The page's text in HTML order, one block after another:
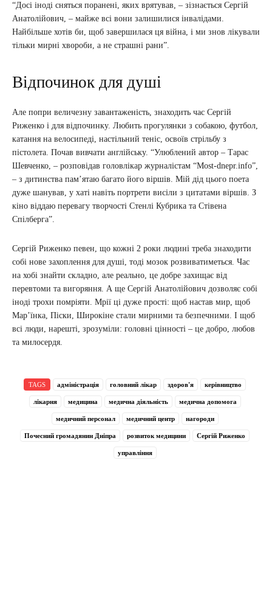
“Досі іноді сняться поранені, яких врятував, – зізнається Сергій
Анатолійович, – майже всі вони залишилися інвалідами.
Найбільше хотів би, щоб завершилася ця війна, і ми знов лікували
тільки мирні хвороби, а не страшні рани”.
Відпочинок для душі
Але попри величезну завантаженість, знаходить час Сергій
Риженко і для відпочинку. Любить прогулянки з собакою, футбол,
катання на велосипеді, настільний теніс, освоїв стрільбу з
пістолета. Почав вивчати англійську. “Улюблений автор – Тарас
Шевченко, – розповідав головлікар журналістам “Most-dnepr.info”,
– з дитинства пам’ятаю багато його віршів. Мій дід цього поета
дуже шанував, у хаті навіть портрети висіли з цитатами віршів. З
кіно віддаю перевагу творчості Стенлі Кубрика та Стівена
Спілберга”.
Сергій Риженко певен, що кожні 2 роки людині треба знаходити
собі нове захоплення для душі, тоді мозок розвиватиметься. Час
на хобі знайти складно, але реально, це добре захищає від
перевтоми та вигоряння. А ще Сергій Анатолійович дозволяє собі
іноді трохи помріяти. Мрії ці дуже прості: щоб настав мир, щоб
Мар’їнка, Піски, Широкіне стали мирними та безпечними. І щоб
всі люди, нарешті, зрозуміли: головні цінності – це добро, любов
та милосердя.
TAGS адміністрація головний лікар здоров'я керівництво
лікарня медицина медична діяльність медична допомога
медичний персонал медичний центр нагороди
Почесний громадянин Дніпра розвиток медицини Сергій Риженко
управління